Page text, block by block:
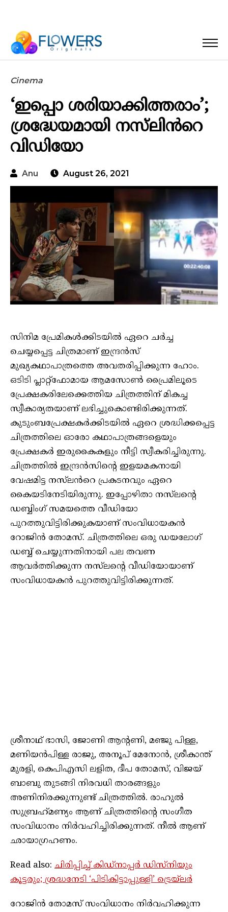
Cinema
‘ഇപ്പൊ ശരിയാക്കിത്തരാം’;
ശ്രദ്ധേയമായി നസ്‌ലിൻറെ
വിഡിയോ
Anu August 26, 2021
സിനിമ പ്രേമികൾക്കിടയിൽ ഏറെ ചർച്ച
ചെയ്യപ്പെട്ട ചിത്രമാണ് ഇന്ദ്രൻസ്
മുഖ്യകഥാപാത്രത്തെ അവതരിപ്പിക്കുന്ന ഹോം.
ഒടിടി പ്ലാറ്റ്‌ഫോമായ ആമസോണ്‍ പ്രൈമിലൂടെ
പ്രേക്ഷകരിലേക്കെത്തിയ ചിത്രത്തിന് മികച്ച
സ്വീകാര്യതയാണ് ലഭിച്ചുകൊണ്ടിരിക്കുന്നത്.
കുടുംബപ്രേക്ഷകർക്കിടയിൽ ഏറെ ശ്രദ്ധിക്കപ്പെട്ട
ചിത്രത്തിലെ ഓരോ കഥാപാത്രങ്ങളെയും
പ്രേക്ഷകർ ഇരുകൈകളും നീട്ടി സ്വീകരിച്ചിരുന്നു.
ചിത്രത്തിൽ ഇന്ദ്രൻസിന്റെ ഇളയമകനായി
വേഷമിട്ട നസ്‌ലൻറെ പ്രകടനവും ഏറെ
കൈയടിനേടിയിരുന്നു. ഇപ്പോഴിതാ നസ്‌ലന്റെ
ഡബ്ബിംഗ് സമയത്തെ വീഡിയോ
പുറത്തുവിട്ടിരിക്കുകയാണ് സംവിധായകന്‍
റോജിന്‍ തോമസ്. ചിത്രത്തിലെ ഒരു ഡയലോഗ്
ഡബ്ബ് ചെയ്യുന്നതിനായി പല തവണ
ആവര്‍ത്തിക്കുന്ന നസ്‌ലന്റെ വീഡിയോയാണ്
സംവിധായകൻ പുറത്തുവിട്ടിരിക്കുന്നത്.
ശ്രീനാഥ് ഭാസി, ജോണി ആന്റണി, മഞ്ജു പിള്ള,
മണിയന്‍പിള്ള രാജു, അനൂപ് മേനോന്‍, ശ്രീകാന്ത്
മുരളി, കെപിഎസി ലളിത, ദീപ തോമസ്, വിജയ്
ബാബു തുടങ്ങി നിരവധി താരങ്ങളും
അണിനിരക്കുന്നുണ്ട് ചിത്രത്തില്‍. രാഹുല്‍
സുബ്രഹ്‌മണ്യം ആണ് ചിത്രത്തിന്റെ സംഗീത
സംവിധാനം നിര്‍വഹിച്ചിരിക്കുന്നത്. നീല്‍ ആണ്
ഛായാഗ്രഹണം.
Read also: ചിരിപ്പിച്ച് കിഡ്നാപ്പർ ഡിസ്‌നിയും
കൂട്ടരും; ശ്രദ്ധനേടി ‘പിടികിട്ടാപ്പുള്ളി’ ട്രെയ്‌ലർ
റോജിൻ തോമസ് സംവിധാനം നിർവഹിക്കുന്ന